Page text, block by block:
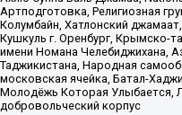
Артподготовка, Религиозная
Колумбайн, Хатлонский
Кушкуль г. Оренбург, Крымско-
имени Номана Челебиджихана,
Таджикистана, Народная
московская ячейка, Батал-
Молодёжь Которая Улыбается,
добровольческий корпус